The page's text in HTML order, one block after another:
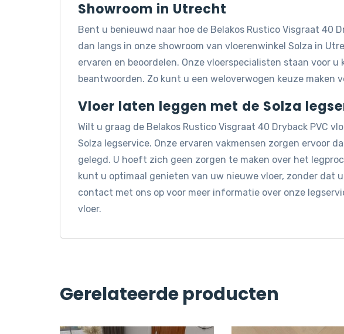
Showroom in Utrecht
Bent u benieuwd naar hoe de Belakos Rustico Visgraat 40
dan langs in onze showroom van vloerenwinkel Solza in
ervaren en beoordelen. Onze vloerspecialisten staan voor
beantwoorden. Zo kunt u een weloverwogen keuze maken
Vloer laten leggen met de Solza
Wilt u graag de Belakos Rustico Visgraat 40 Dryback PVC
Solza legservice. Onze ervaren vakmensen zorgen ervoor
gelegd. U hoeft zich geen zorgen te maken over het
kunt u optimaal genieten van uw nieuwe vloer, zonder dat
contact met ons op voor meer informatie over onze
vloer.
Gerelateerde producten